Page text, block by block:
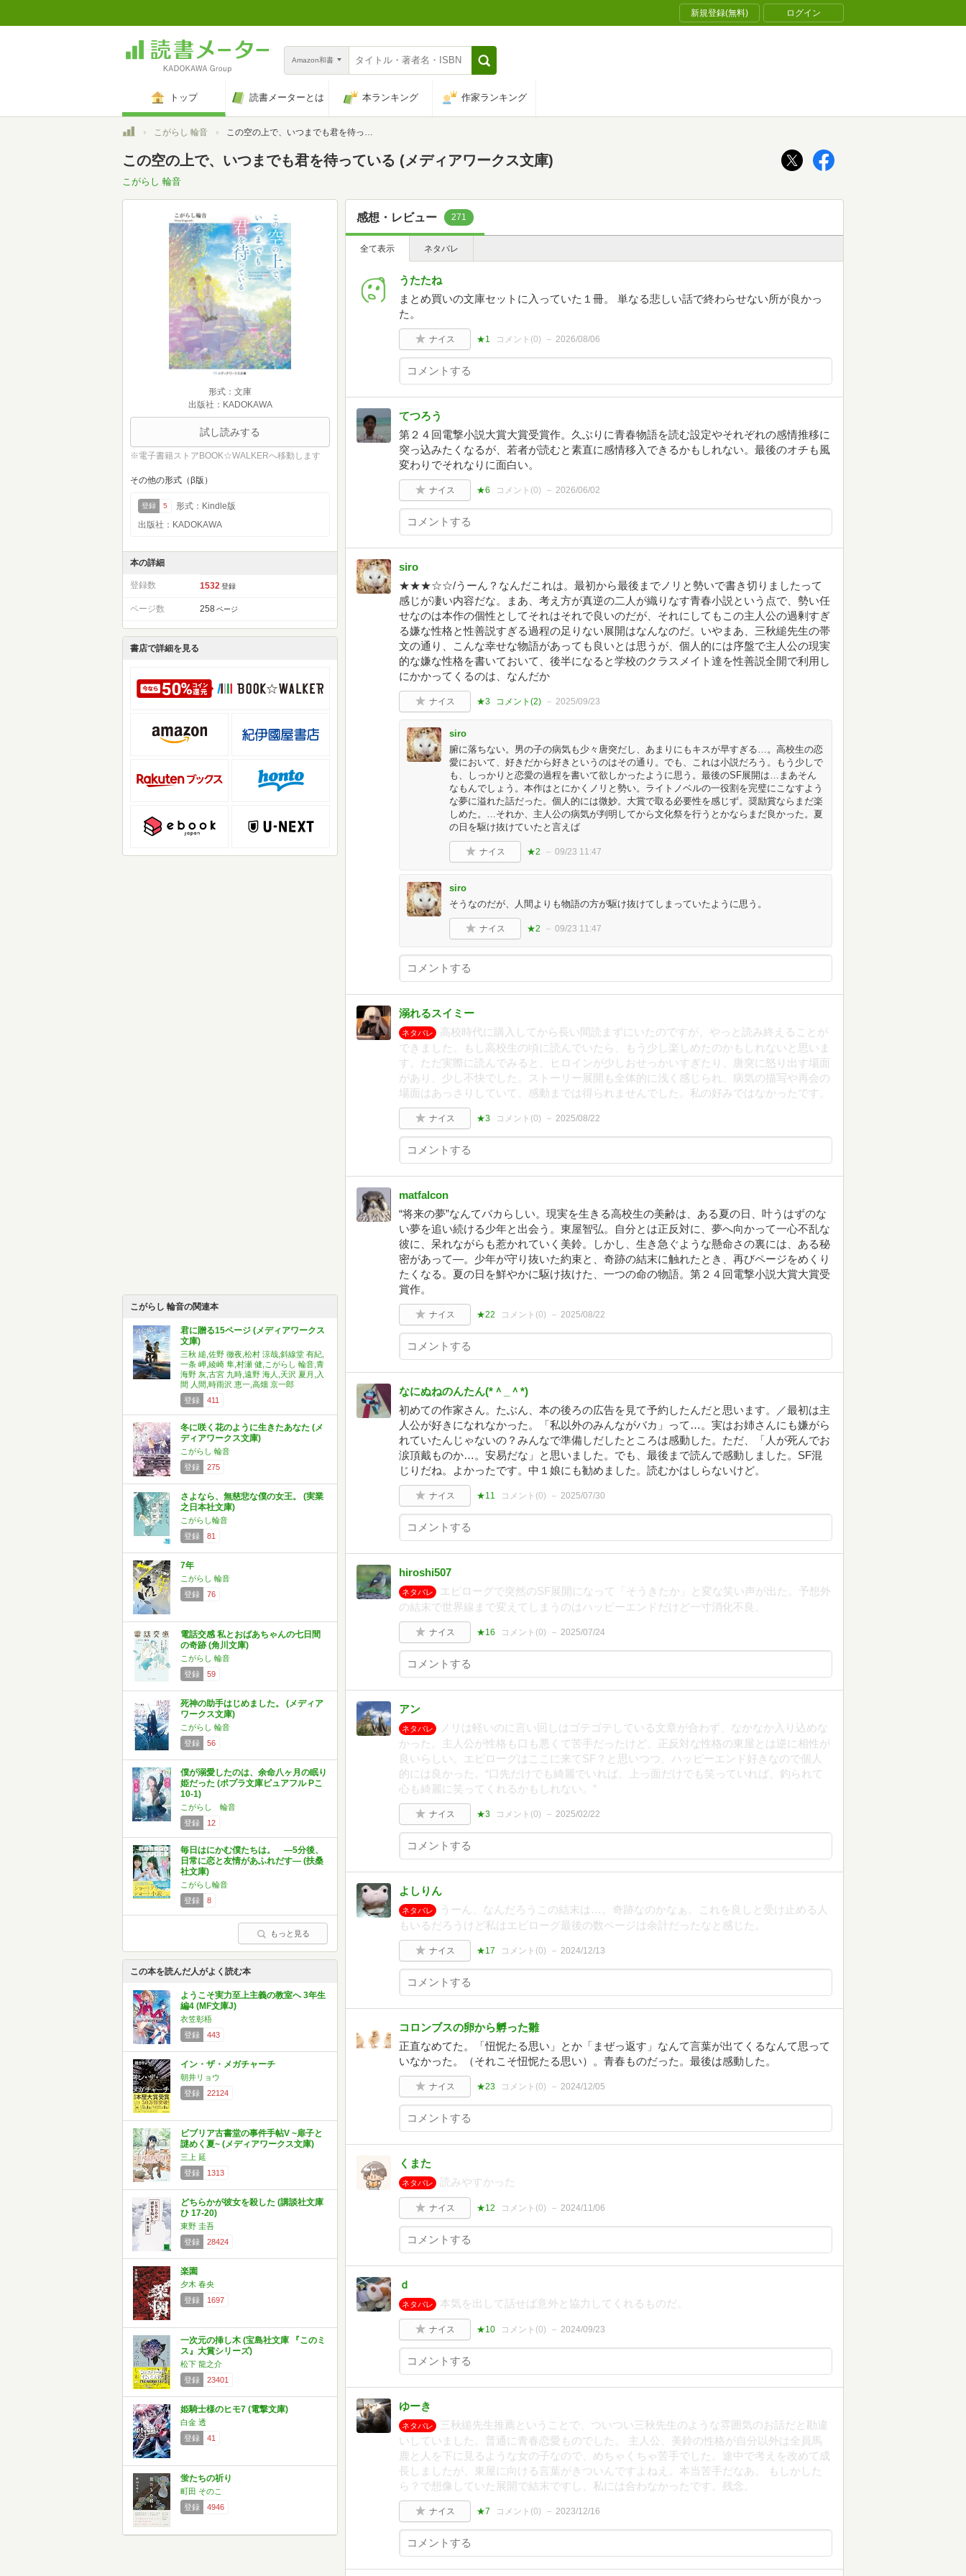
新規登録(無料) ログイン
Amazon和書
トップ 読書メーターとは 本ランキング 作家ランキング
トップこがらし 輪音 この空の上で、いつまでも君を待っている (メディアワークス文庫)
この空の上で、いつまでも君を待っている (メディアワークス文庫)
こがらし 輪音
形式：文庫
出版社：KADOKAWA
試し読みする
※電子書籍ストアBOOK☆WALKERへ移動します
その他の形式（β版）
登録 5
形式：Kindle版
出版社：KADOKAWA
本の詳細
登録数 1532 登録
ページ数 258 ページ
書店で詳細を見る
こがらし 輪音の関連本
君に贈る15ページ (メディアワークス
文庫)
三秋 縋,佐野 徹夜,松村 涼哉,斜線堂 有紀,
一条 岬,綾崎 隼,村瀬 健,こがらし 輪音,青
海野 灰,古宮 九時,遠野 海人,天沢 夏月,入
間 人間,時雨沢 恵一,高畑 京一郎
登録
411
冬に咲く花のように生きたあなた (メ
ディアワークス文庫)
こがらし 輪音
登録
275
さよなら、無慈悲な僕の女王。 (実業
之日本社文庫)
こがらし輪音
登録
81
7年
こがらし 輪音
登録
76
電話交感 私とおばあちゃんの七日間
の奇跡 (角川文庫)
こがらし 輪音
登録
59
死神の助手はじめました。 (メディア
ワークス文庫)
こがらし 輪音
登録
56
僕が溺愛したのは、余命八ヶ月の眠り
姫だった (ポプラ文庫ピュアフル Pこ
10-1)
こがらし 輪音
登録
12
毎日はにかむ僕たちは。 —5分後、
日常に恋と友情があふれだす— (扶桑
社文庫)
こがらし輪音
登録
8
もっと見る
この本を読んだ人がよく読む本
ようこそ実力至上主義の教室へ 3年生
編4 (MF文庫J)
衣笠彰梧
登録
443
イン・ザ・メガチャーチ
朝井リョウ
登録
22124
ビブリア古書堂の事件手帖V ~扉子と
謎めく夏~ (メディアワークス文庫)
三上 延
登録
1313
どちらかが彼女を殺した (講談社文庫
ひ 17-20)
東野 圭吾
登録
28424
楽園
夕木 春央
登録
1697
一次元の挿し木 (宝島社文庫 『このミ
ス』大賞シリーズ)
松下 龍之介
登録
23401
姫騎士様のヒモ7 (電撃文庫)
白金 透
登録
41
蛍たちの祈り
町田 そのこ
登録
4946
感想・レビュー 271
全て表示 ネタバレ
うたたね
まとめ買いの文庫セットに入っていた１冊。 単なる悲しい話で終わらせない所が良かっ
た。
ナイス ★1 コメント(0) 2026/08/06
てつろう
第２４回電撃小説大賞大賞受賞作。久ぶりに青春物語を読む設定やそれぞれの感情推移に
突っ込みたくなるが、若者が読むと素直に感情移入できるかもしれない。最後のオチも風
変わりでそれなりに面白い。
ナイス ★6 コメント(0) 2026/06/02
siro
★★★☆☆/うーん？なんだこれは。最初から最後までノリと勢いで書き切りましたって
感じが凄い内容だな。まあ、考え方が真逆の二人が織りなす青春小説という点で、勢い任
せなのは本作の個性としてそれはそれで良いのだが、それにしてもこの主人公の過剰すぎ
る嫌な性格と性善説すぎる過程の足りない展開はなんなのだ。いやまあ、三秋縋先生の帯
文の通り、こんな幸せな物語があっても良いとは思うが、個人的には序盤で主人公の現実
的な嫌な性格を書いておいて、後半になると学校のクラスメイト達を性善説全開で利用し
にかかってくるのは、なんだか
ナイス ★3 コメント(2) 2025/09/23
siro
腑に落ちない。男の子の病気も少々唐突だし、あまりにもキスが早すぎる…。高校生の恋
愛において、好きだから好きというのはその通り。でも、これは小説だろう。もう少しで
も、しっかりと恋愛の過程を書いて欲しかったように思う。最後のSF展開は…まあそん
なもんでしょう。本作はとにかくノリと勢い。ライトノベルの一役割を完璧にこなすよう
な夢に溢れた話だった。個人的には微妙。大賞で取る必要性を感じず。奨励賞ならまだ楽
しめた。…それか、主人公の病気が判明してから文化祭を行うとかならまだ良かった。夏
の日を駆け抜けていたと言えば
ナイス ★2 09/23 11:47
siro
そうなのだが、人間よりも物語の方が駆け抜けてしまっていたように思う。
ナイス ★2 09/23 11:47
溺れるスイミー
ネタバレ
高校時代に購入してから長い間読まずにいたのですが、やっと読み終えることが
できました。もし高校生の頃に読んでいたら、もう少し楽しめたのかもしれないと思いま
す。ただ実際に読んでみると、ヒロインが少しおせっかいすぎたり、唐突に怒り出す場面
があり、少し不快でした。ストーリー展開も全体的に浅く感じられ、病気の描写や再会の
場面はあっさりしていて、感動までは得られませんでした。私の好みではなかったです。
ナイス ★3 コメント(0) 2025/08/22
matfalcon
“将来の夢”なんてバカらしい。現実を生きる高校生の美齢は、ある夏の日、叶うはずのな
い夢を追い続ける少年と出会う。東屋智弘。自分とは正反対に、夢へ向かって一心不乱な
彼に、呆れながらも惹かれていく美鈴。しかし、生き急ぐような懸命さの裏には、ある秘
密があって―。少年が守り抜いた約束と、奇跡の結末に触れたとき、再びページをめくり
たくなる。夏の日を鮮やかに駆け抜けた、一つの命の物語。第２４回電撃小説大賞大賞受
賞作。
ナイス ★22 コメント(0) 2025/08/22
なにぬねのんたん(*＾_＾*)
初めての作家さん。たぶん、本の後ろの広告を見て予約したんだと思います。／最初は主
人公が好きになれなかった。「私以外のみんながバカ」って…。実はお姉さんにも嫌がら
れていたんじゃないの？みんなで準備しだしたところは感動した。ただ、「人が死んでお
涙頂戴ものか…。安易だな」と思いました。でも、最後まで読んで感動しました。SF混
じりだね。よかったです。中１娘にも勧めました。読むかはしらないけど。
ナイス ★11 コメント(0) 2025/07/30
hiroshi507
ネタバレ
エピローグで突然のSF展開になって「そうきたか」と変な笑い声が出た。予想外
の結末で世界線まで変えてしまうのはハッピーエンドだけど一寸消化不良。
ナイス ★16 コメント(0) 2025/07/24
アン
ネタバレ
ノリは軽いのに言い回しはゴテゴテしている文章が合わず、なかなか入り込めな
かった。主人公が性格も口も悪くて苦手だったけど、正反対な性格の東屋とは逆に相性が
良いらしい。エピローグはここに来てSF？と思いつつ、ハッピーエンド好きなので個人
的には良かった。“口先だけでも綺麗でいれば、上っ面だけでも笑っていれば、釣られて
心も綺麗に笑ってくれるかもしれない。”
ナイス ★3 コメント(0) 2025/02/22
よしりん
ネタバレ
うーん、なんだろうこの結末は…。奇跡なのかなぁ。これを良しと受け止める人
もいるだろうけど私はエピローグ最後の数ページは余計だったなと感じた。
ナイス ★17 コメント(0) 2024/12/13
コロンブスの卵から孵った雛
正直なめてた。「忸怩たる思い」とか「まぜっ返す」なんて言葉が出てくるなんて思って
いなかった。（それこそ忸怩たる思い）。青春ものだった。最後は感動した。
ナイス ★23 コメント(0) 2024/12/05
くまた
ネタバレ 読みやすかった
ナイス ★12 コメント(0) 2024/11/06
ｄ
ネタバレ 本気を出して話せば意外と協力してくれるものだ。
ナイス ★10 コメント(0) 2024/09/23
ゆーき
ネタバレ
三秋縋先生推薦ということで、ついつい三秋先生のような雰囲気のお話だと勘違
いしていました。普通に青春恋愛ものでした。 主人公、美鈴の性格が自分以外は全員馬
鹿と人を下に見るような女の子なので、めちゃくちゃ苦手でした。途中で考えを改めて成
長しましたが、東屋に向ける言葉がきついんですよねえ。本当苦手だなあ。 もしかした
ら？で想像していた展開で結末ですし、私には合わなかったです。残念。
ナイス ★7 コメント(0) 2023/12/16